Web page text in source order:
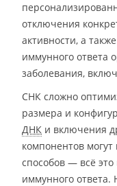
отключения
активности, а
иммунного ответа
заболевания,
СНК сложно
размера и
ДНК и включения
компонентов
способов — всё это
иммунного ответа.